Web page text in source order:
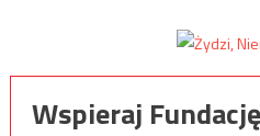
Wspieraj